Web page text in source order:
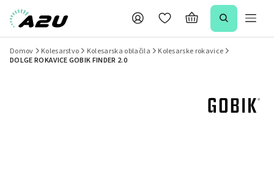
Domov Kolesarstvo Kolesarska oblačila
Kolesarske rokavice
DOLGE ROKAVICE GOBIK FINDER 2.0